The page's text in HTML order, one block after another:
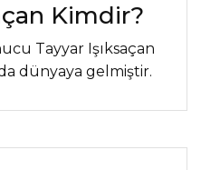
Kimdir?
Tayyar Işıksaçan
dünyaya gelmiştir.